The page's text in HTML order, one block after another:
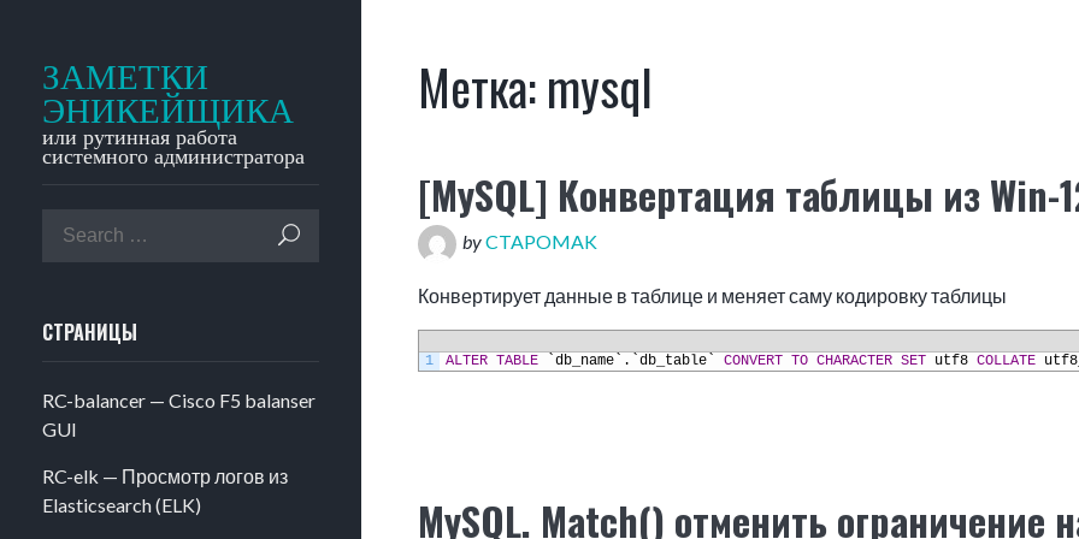
ЗАМЕТКИ
ЭНИКЕЙЩИКА
или рутинная работа
системного администратора
СТРАНИЦЫ
RC-balancer — Cisco F5 balanser
GUI
RC-elk — Просмотр логов из
Elasticsearch (ELK)
Метка:mysql
[MySQL] Конвертация таблицы из Win-
byCTAPOMAK
Конвертирует данные в таблице и меняет саму кодировку таблицы
1 ALTER TABLE `db_name`.`db_table` CONVERT TO CHARACTER SET utf8 COLLATE
MySQL. Match() отменить ограничение